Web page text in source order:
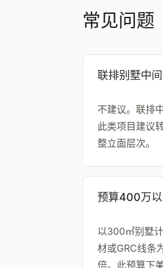
常见问题
联排别墅中
不建议。联排
此类项目建议
整立面层次。
预算400万以
以300㎡别墅
材或GRC线条
倍。此预算下